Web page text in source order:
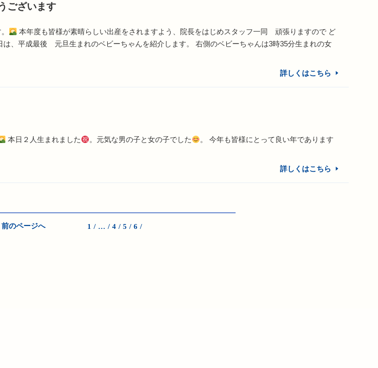
ございます
本年度も皆様が素晴らしい出産をされますよう、院長をはじめスタッフ一同 頑張りますので ど
、平成最後 元旦生まれのベビーちゃんを紹介します。 右側のベビーちゃんは3時35分生まれの女
詳しくはこちら
本日２人生まれました 。元気な男の子と女の子でした
。 今年も皆様にとって良い年であります
詳しくはこちら
前のページへ 1 … 4 5 6